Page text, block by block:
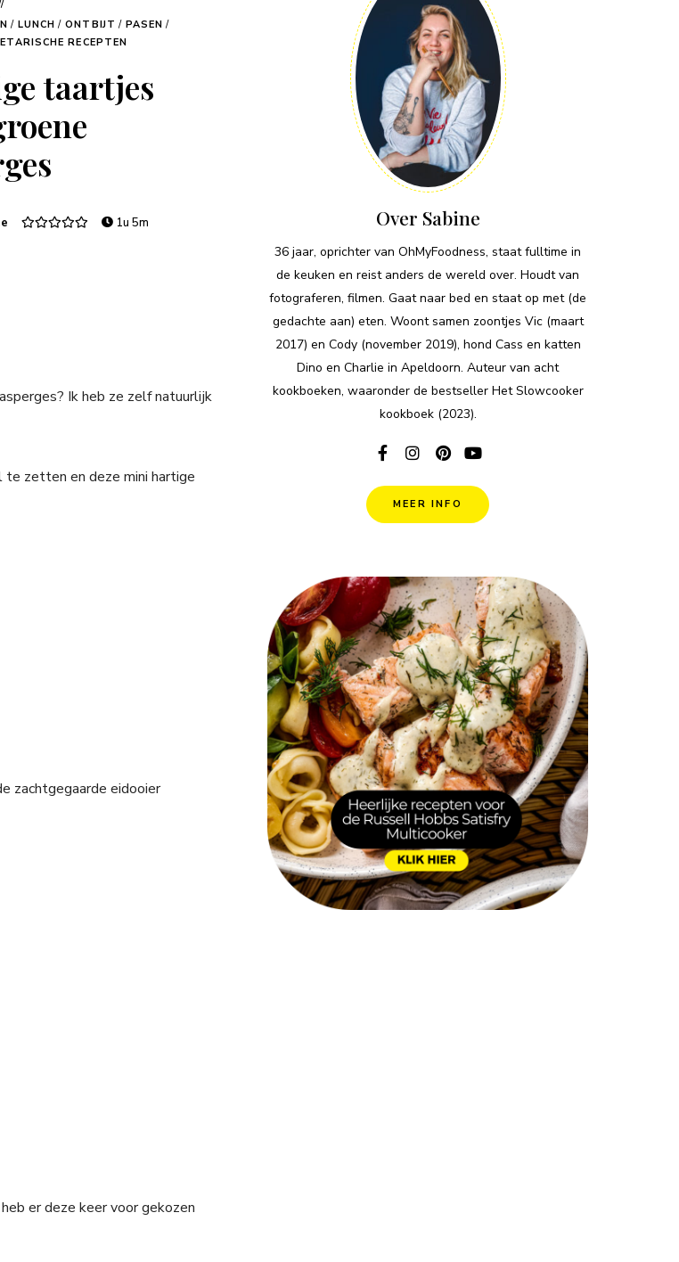
/ LUNCH / ONTBIJT / PASEN /
RECEPTEN
taartjes
1u 5m
Ik heb ze zelf natuurlijk
te zetten en deze mini hartige
zachtgegaarde eidooier
er deze keer voor gekozen
Over Sabine
36 jaar, oprichter van OhMyFoodness, staat fulltime in
de keuken en reist anders de wereld over. Houdt van
fotograferen, filmen. Gaat naar bed en staat op met (de
gedachte aan) eten. Woont samen zoontjes Vic (maart
2017) en Cody (november 2019), hond Cass en katten
Dino en Charlie in Apeldoorn. Auteur van acht
kookboeken, waaronder de bestseller Het Slowcooker
kookboek (2023).
MEER INFO